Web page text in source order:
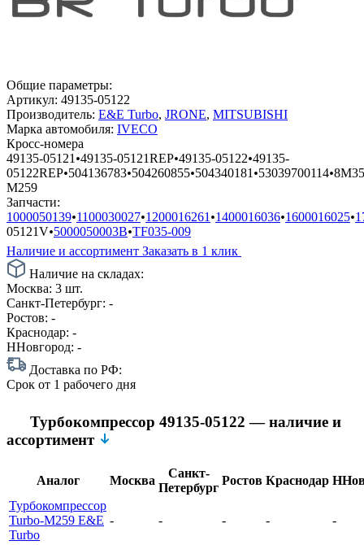
Общие параметры:
Артикул: 49135-05122
Производитель: E&E Turbo, JRONE, MITSUBISHI
Марка автомобиля: IVECO
Кросс-номера
49135-05121 •49135-05121REP•49135-05122•49135-
05122REP•504136783•504260855•504340181 •53039700114•
M259
Запчасти:
1000050139•1100030027•1200016261 •1400016036•1600016025•
05121V•5000050003B•TF035-009
Наличие и ассортимент Заказать в 1 клик
Наличие на складах:
Москва: 3 шт.
Санкт-Петербург: -
Ростов: -
Краснодар: -
ННовгород: -
Доставка по РФ:
Срок от 1 рабочего дня
Турбокомпрессор 49135-05122 — наличие и
ассортимент
Аналог Москва
Санкт-
Петербург
Ростов Краснодар
Турбокомпрессор
Turbo-M259 E&E
Turbo
- - - - -